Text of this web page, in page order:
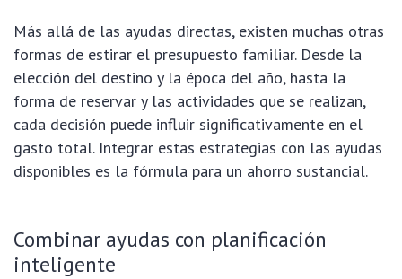
Más allá de las ayudas directas, existen muchas otras
formas de estirar el presupuesto familiar. Desde la
elección del destino y la época del año, hasta la
forma de reservar y las actividades que se realizan,
cada decisión puede influir significativamente en el
gasto total. Integrar estas estrategias con las ayudas
disponibles es la fórmula para un ahorro sustancial.
Combinar ayudas con planificación
inteligente